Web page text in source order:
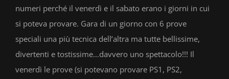
numeri perché il venerdì e il sabato erano i giorni in cui
si poteva provare. Gara di un giorno con 6 prove
speciali una più tecnica dell’altra ma tutte bellissime,
divertenti e tostissime…davvero uno spettacolo!!! Il
venerdì le prove (si potevano provare PS1, PS2,